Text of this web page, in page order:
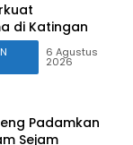
di Katingan
6 Agustus
2026
Padamkan
Sejam